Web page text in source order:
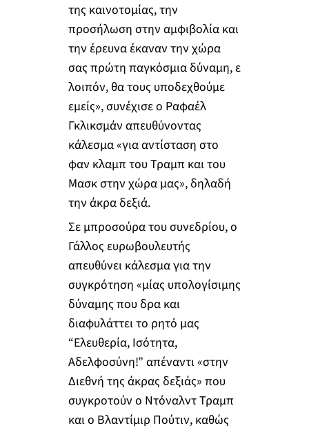
της καινοτομίας, την
προσήλωση στην αμφιβολία και
την έρευνα έκαναν την χώρα
σας πρώτη παγκόσμια δύναμη, ε
λοιπόν, θα τους υποδεχθούμε
εμείς», συνέχισε ο Ραφαέλ
Γκλικσμάν απευθύνοντας
κάλεσμα «για αντίσταση στο
φαν κλαμπ του Τραμπ και του
Μασκ στην χώρα μας», δηλαδή
την άκρα δεξιά.
Σε μπροσούρα του συνεδρίου, ο
Γάλλος ευρωβουλευτής
απευθύνει κάλεσμα για την
συγκρότηση «μίας υπολογίσιμης
δύναμης που δρα και
διαφυλάττει το ρητό μας
“Ελευθερία, Ισότητα,
Αδελφοσύνη!” απέναντι «στην
Διεθνή της άκρας δεξιάς» που
συγκροτούν ο Ντόναλντ Τραμπ
και ο Βλαντίμιρ Πούτιν, καθώς